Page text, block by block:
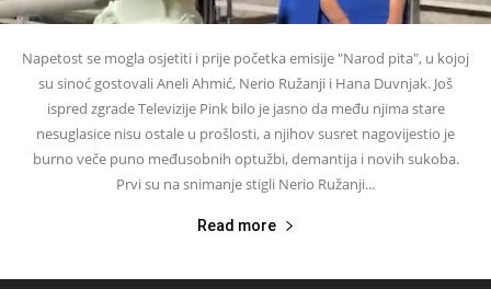
Napetost se mogla osjetiti i prije početka emisije "Narod pita", u kojoj
su sinoć gostovali Aneli Ahmić, Nerio Ružanji i Hana Duvnjak. Još
ispred zgrade Televizije Pink bilo je jasno da među njima stare
nesuglasice nisu ostale u prošlosti, a njihov susret nagovijestio je
burno veče puno međusobnih optužbi, demantija i novih sukoba.
Prvi su na snimanje stigli Nerio Ružanji...
Read more